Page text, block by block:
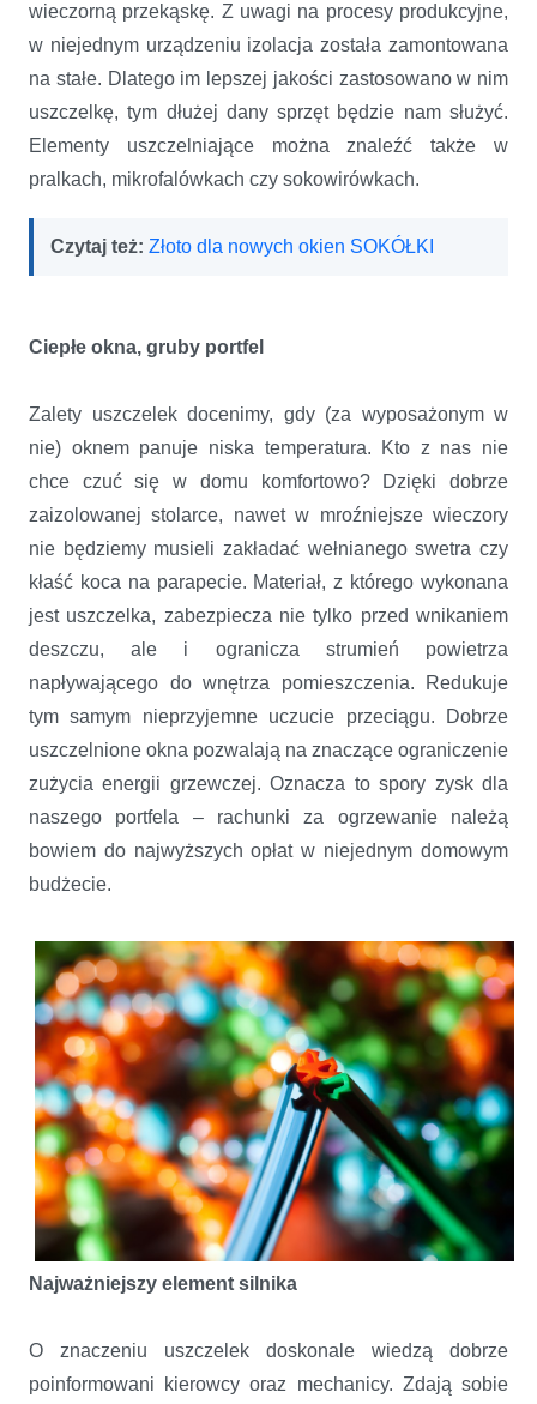
wieczorną przekąskę. Z uwagi na procesy produkcyjne,
w niejednym urządzeniu izolacja została zamontowana
na stałe. Dlatego im lepszej jakości zastosowano w nim
uszczelkę, tym dłużej dany sprzęt będzie nam służyć.
Elementy uszczelniające można znaleźć także w
pralkach, mikrofalówkach czy sokowirówkach.
Czytaj też: Złoto dla nowych okien SOKÓŁKI
Ciepłe okna, gruby portfel
Zalety uszczelek docenimy, gdy (za wyposażonym w
nie) oknem panuje niska temperatura. Kto z nas nie
chce czuć się w domu komfortowo? Dzięki dobrze
zaizolowanej stolarce, nawet w mroźniejsze wieczory
nie będziemy musieli zakładać wełnianego swetra czy
kłaść koca na parapecie. Materiał, z którego wykonana
jest uszczelka, zabezpiecza nie tylko przed wnikaniem
deszczu, ale i ogranicza strumień powietrza
napływającego do wnętrza pomieszczenia. Redukuje
tym samym nieprzyjemne uczucie przeciągu. Dobrze
uszczelnione okna pozwalają na znaczące ograniczenie
zużycia energii grzewczej. Oznacza to spory zysk dla
naszego portfela – rachunki za ogrzewanie należą
bowiem do najwyższych opłat w niejednym domowym
budżecie.
Najważniejszy element silnika
O znaczeniu uszczelek doskonale wiedzą dobrze
poinformowani kierowcy oraz mechanicy. Zdają sobie